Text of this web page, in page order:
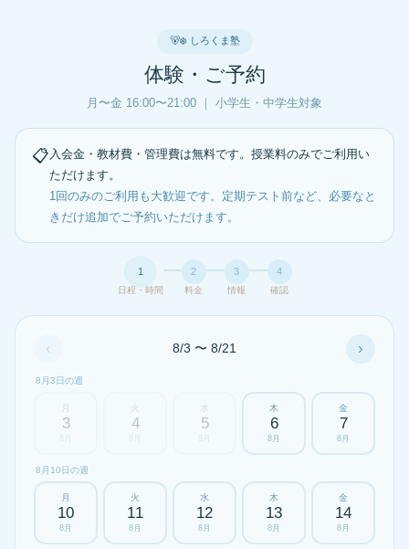
🐻‍❄️ しろくま塾
体験・ご予約
月〜金 16:00〜21:00 ｜ 小学生・中学生対象
📋 入会金・教材費・管理費は無料です。授業料のみでご利用い
ただけます。
1回のみのご利用も大歓迎です。定期テスト前など、必要なと
きだけ追加でご予約いただけます。
1
日程・時間
2
料金
3
情報
4
確認
‹ 8/3 〜 8/21 ›
8月3日の週
3
火
4
水
5
木
6
8月
金
7
8月
8月10日の週
月
10
8月
火
11
8月
水
12
8月
木
13
8月
金
14
8月